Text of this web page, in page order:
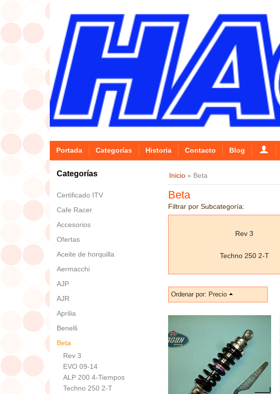
Portada Categorías Historia Contacto Blog
Categorías
Certificado ITV
Cafe Racer
Accesorios
Ofertas
Aceite de horquilla
Aermacchi
AJP
AJR
Aprilia
Benelli
Beta
Rev 3
EVO 09-14
ALP 200 4-Tiempos
Techno 250 2-T
Inicio» Beta
Beta
Filtrar por Subcategoría:
Rev 3
Techno 250 2-T
Ordenar por: Precio